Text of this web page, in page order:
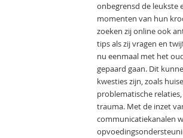
onbegrensd de leukste
momenten van hun
zoeken zij online ook
tips als zij vragen en
nu eenmaal met het
gepaard gaan. Dit
kwesties zijn, zoals
problematische
trauma. Met de inzet
communicatiekanalen